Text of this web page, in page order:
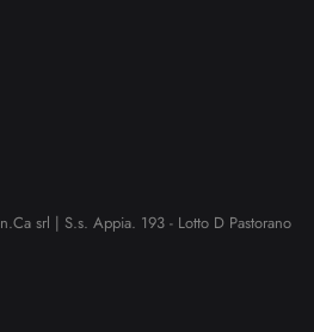
srl | S.s. Appia. 193 - Lotto D Pastorano